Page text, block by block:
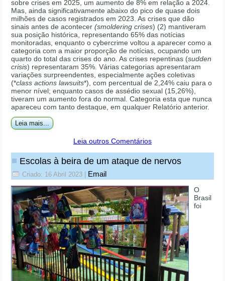
sobre crises em 2025, um aumento de 8% em relação a 2024.
Mas, ainda significativamente abaixo do pico de quase dois
milhões de casos registrados em 2023. As crises que dão
sinais antes de acontecer(smoldering crises) (2) mantiveram
sua posição histórica, representando 65% das notícias
monitoradas, enquanto o cybercrime voltou a aparecer como a
categoria com a maior proporção de notícias, ocupando um
quarto do total das crises do ano. As crises repentinas (sudden
crisis) representaram 35%. Várias categorias apresentaram
variações surpreendentes, especialmente ações coletivas
(*class actions lawsuits*), com percentual de 2,24% caiu para o
menor nível; enquanto casos de assédio sexual (15,26%),
tiveram um aumento fora do normal. Categoria esta que nunca
apareceu com tanto destaque, em qualquer Relatório anterior.
Leia mais...
Leia outros Comentários
Escolas à beira de um ataque de nervos
Criado: 16 Abril 2023 Email
O
Brasil
foi